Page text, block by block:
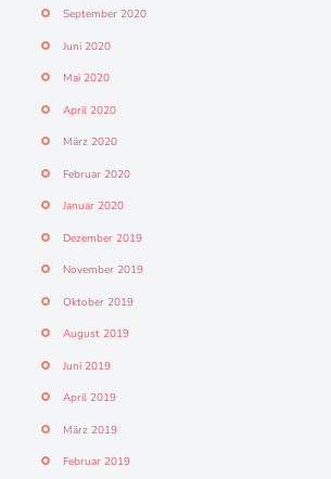
September 2020
Juni 2020
Mai 2020
April 2020
März 2020
Februar 2020
Januar 2020
Dezember 2019
November 2019
Oktober 2019
August 2019
Juni 2019
April 2019
März 2019
Februar 2019